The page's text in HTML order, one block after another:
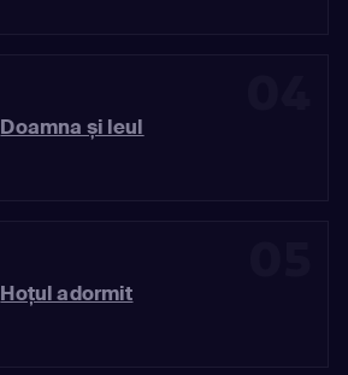
Doamna și leul
Hoțul adormit